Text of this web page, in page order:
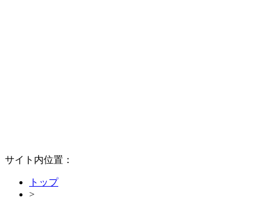
サイト内位置：
トップ
>